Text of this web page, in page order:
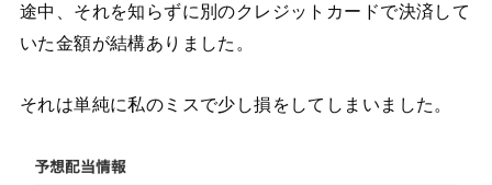
途中、それを知らずに別のクレジットカードで決済して
いた金額が結構ありました。
それは単純に私のミスで少し損をしてしまいました。